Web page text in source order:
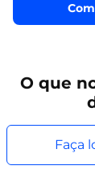
O que
Faça